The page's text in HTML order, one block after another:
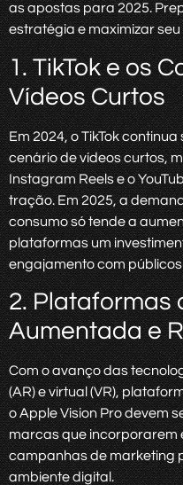
as apostas para 2025.
estratégia e maximizar
1. TikTok e os
Vídeos Curtos
Em 2024, o TikTok
cenário de vídeos curtos,
Instagram Reels e o
tração. Em 2025, a
consumo só tende a
plataformas um
engajamento com públicos
2. Plataformas
Aumentada e
Com o avanço das
(AR) e virtual (VR),
o Apple Vision Pro devem
marcas que incorporarem
campanhas de marketing
ambiente digital.